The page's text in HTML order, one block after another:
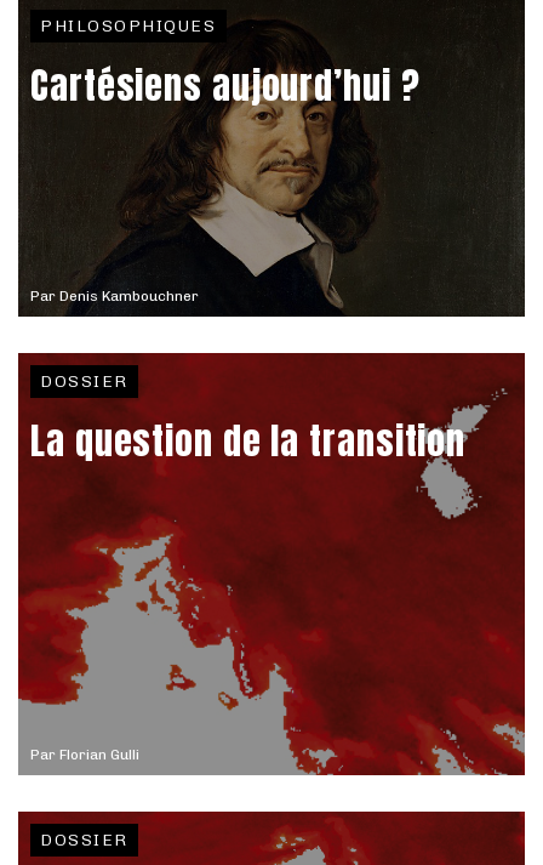
Par Denis Kambouchner
PHILOSOPHIQUES
Cartésiens aujourd’hui ?
Par Florian Gulli
DOSSIER
La question de la transition
DOSSIER